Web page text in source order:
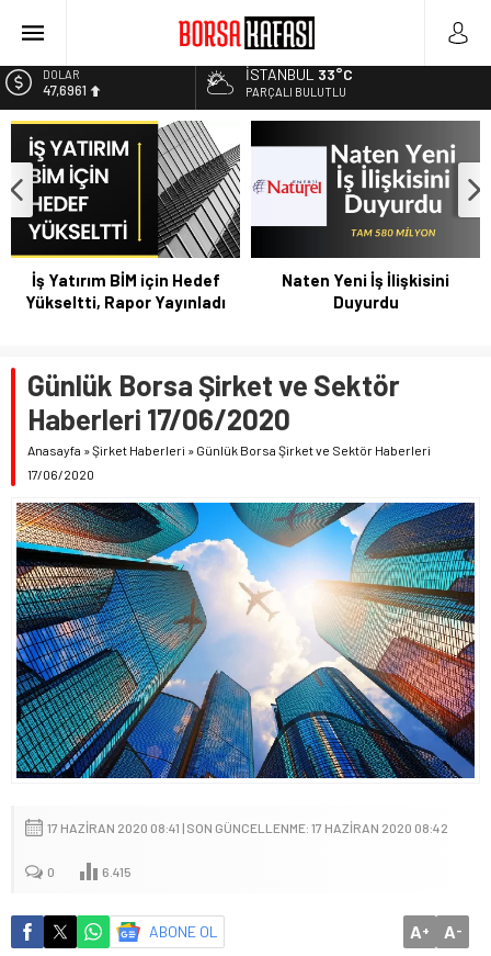
Kayseri Şeker Fabrika İnşaatının Temelini Atıyor
Bitcoin Halving Sonrası Kripto Para Piyasası
2027 Borsa Yatırımları: Akıllı Portföy Stratejileri
Borsa Bugün Ne Olur? 04/08/2023
EURO
55,1808
ALTIN
6.662,82
BİST
13.779,39
DOLAR
47,6961
İSTANBUL 33°C
PARÇALI BULUTLU
İş Yatırım BİM için Hedef
Yükseltti, Rapor Yayınladı
Naten Yeni İş İlişkisini
Duyurdu
Günlük Borsa Şirket ve Sektör
Haberleri 17/06/2020
Anasayfa »Şirket Haberleri » Günlük Borsa Şirket ve Sektör Haberleri
17/06/2020
17 HAZIRAN 2020 08:41 | SON GÜNCELLENME: 17 HAZIRAN 2020 08:42
0 6.415
ABONE OL A+ A-